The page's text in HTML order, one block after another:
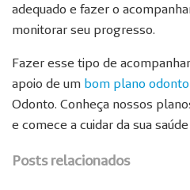
adequado e fazer o
monitorar seu progresso.
Fazer esse tipo de
apoio de um bom plano
Odonto. Conheça nossos
e comece a cuidar da sua
Posts relacionados